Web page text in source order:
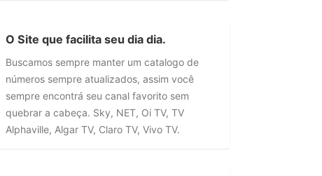
O Site que facilita seu dia dia.
Buscamos sempre manter um catalogo de
números sempre atualizados, assim você
sempre encontrá seu canal favorito sem
quebrar a cabeça. Sky, NET, Oi TV, TV
Alphaville, Algar TV, Claro TV, Vivo TV.